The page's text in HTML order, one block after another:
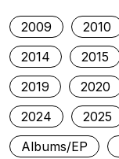
2009 2010
2014
2015
2019
2020
2024
2025
Albums/EP